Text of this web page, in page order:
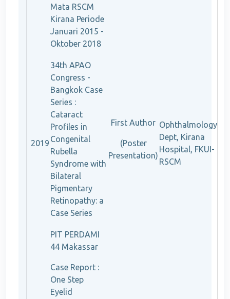
Mata RSCM
Kirana Periode
Januari 2015 -
Oktober 2018
2019
34th APAO
Congress -
Bangkok Case
Series :
Cataract
Profiles in
Congenital
Rubella
Syndrome with
Bilateral
Pigmentary
Retinopathy: a
Case Series
First Author
(Poster
Presentation)
Ophthalmology
Dept, Kirana
Hospital, FKUI-
RSCM
PIT PERDAMI
44 Makassar
Case Report :
One Step
Eyelid